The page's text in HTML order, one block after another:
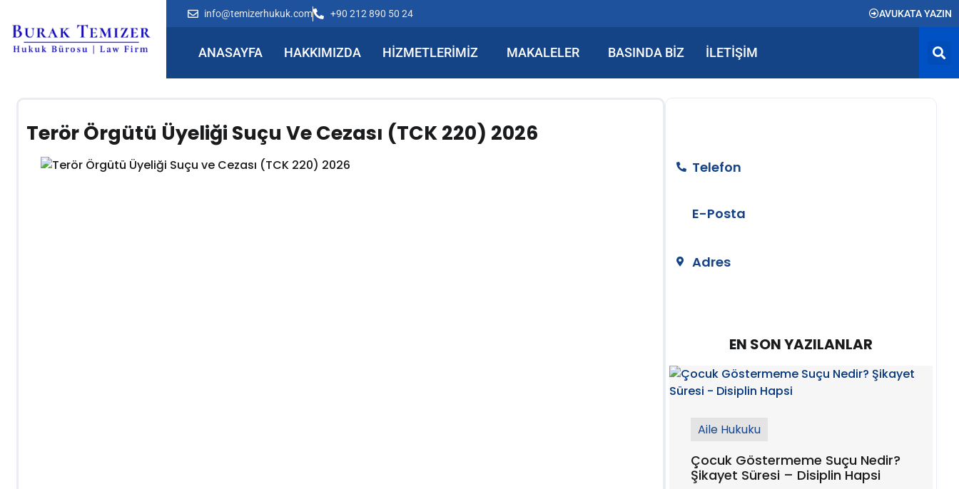
info@temizerhukuk.com +90 212 890 50 24 AVUKATA YAZIN
ANASAYFA HAKKIMIZDA HIZMETLERIMIZ MAKALELER BASINDA BIZ İLETIŞIM
Terör Örgütü Üyeliği Suçu Ve Cezası (TCK 220) 2026
Telefon
E-Posta
Adres
EN SON YAZILANLAR
Aile Hukuku
Çocuk Göstermeme Suçu Nedir?
Şikayet Süresi – Disiplin Hapsi